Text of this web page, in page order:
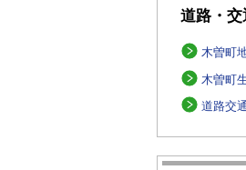
道路・交
木曽町
木曽町
道路交